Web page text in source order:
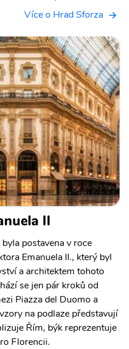
Více o Hrad Sforza
II
postavena v roce
Emanuela II., který byl
a architektem tohoto
se jen pár kroků od
Piazza del Duomo a
na podlaze představují
Řím, býk reprezentuje
Florencii.